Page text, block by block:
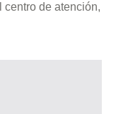
centro de atención,